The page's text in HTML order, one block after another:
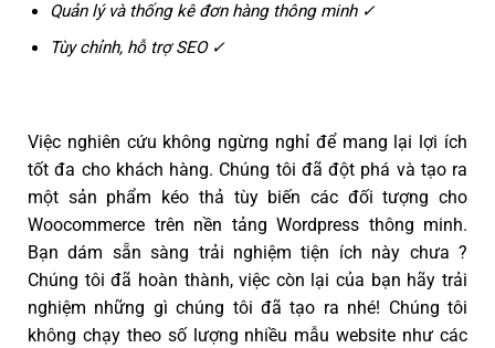
Quản lý và thống kê đơn hàng thông minh ✓
Tùy chỉnh, hỗ trợ SEO ✓
Việc nghiên cứu không ngừng nghỉ để mang lại lợi ích
tốt đa cho khách hàng. Chúng tôi đã đột phá và tạo ra
một sản phẩm kéo thả tùy biến các đối tượng cho
Woocommerce trên nền tảng Wordpress thông minh.
Bạn dám sẵn sàng trải nghiệm tiện ích này chưa ?
Chúng tôi đã hoàn thành, việc còn lại của bạn hãy trải
nghiệm những gì chúng tôi đã tạo ra nhé! Chúng tôi
không chạy theo số lượng nhiều mẫu website như các